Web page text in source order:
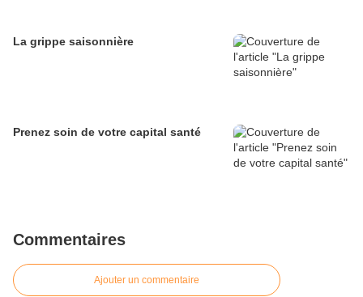
La grippe saisonnière
Prenez soin de votre capital santé
Commentaires
Ajouter un commentaire